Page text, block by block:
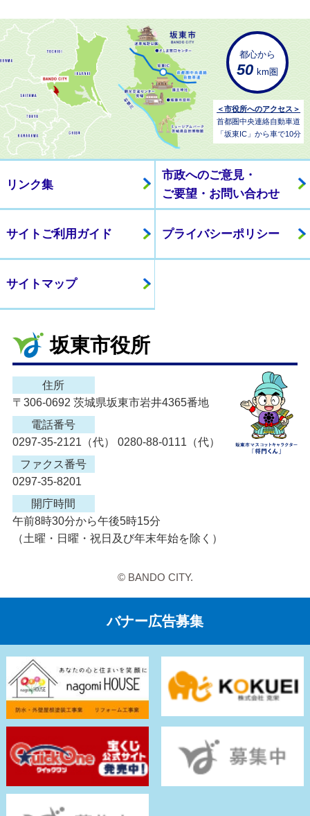
都心から
50 km圏
＜市役所へのアクセス＞
首都圏中央連絡自動車道
「坂東IC」から車で10分
リンク集
市政へのご意見・
ご要望・お問い合わせ
サイトご利用ガイド プライバシーポリシー
サイトマップ
坂東市役所
住所
〒306-0692 茨城県坂東市岩井4365番地
電話番号
0297-35-2121（代） 0280-88-0111（代）
ファクス番号
0297-35-8201
開庁時間
午前8時30分から午後5時15分
（土曜・日曜・祝日及び年末年始を除く）
© BANDO CITY.
バナー広告募集